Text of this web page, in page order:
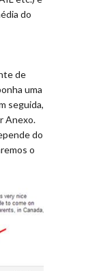
do
de
uma
seguida,
Anexo.
do
o